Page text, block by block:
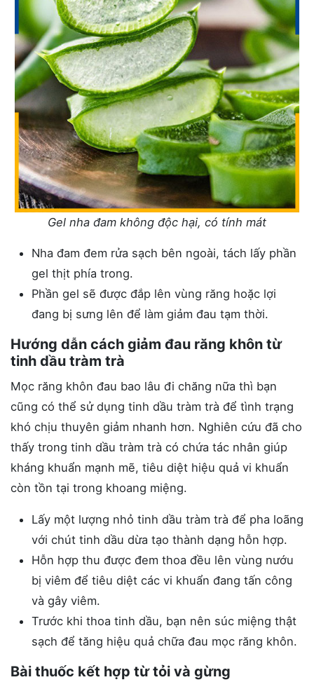
Gel nha đam không độc hại, có tính mát
Nha đam đem rửa sạch bên ngoài, tách lấy phần
gel thịt phía trong.
Phần gel sẽ được đắp lên vùng răng hoặc lợi
đang bị sưng lên để làm giảm đau tạm thời.
Hướng dẫn cách giảm đau răng khôn từ
tinh dầu tràm trà
Mọc răng khôn đau bao lâu đi chăng nữa thì bạn
cũng có thể sử dụng tinh dầu tràm trà để tình trạng
khó chịu thuyên giảm nhanh hơn. Nghiên cứu đã cho
thấy trong tinh dầu tràm trà có chứa tác nhân giúp
kháng khuẩn mạnh mẽ, tiêu diệt hiệu quả vi khuẩn
còn tồn tại trong khoang miệng.
Lấy một lượng nhỏ tinh dầu tràm trà để pha loãng
với chút tinh dầu dừa tạo thành dạng hỗn hợp.
Hỗn hợp thu được đem thoa đều lên vùng nướu
bị viêm để tiêu diệt các vi khuẩn đang tấn công
và gây viêm.
Trước khi thoa tinh dầu, bạn nên súc miệng thật
sạch để tăng hiệu quả chữa đau mọc răng khôn.
Bài thuốc kết hợp từ tỏi và gừng